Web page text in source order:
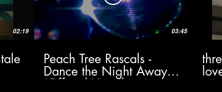
02:19 03:45
Peach Tree Rascals -
Dance the Night Away
(Official Visualizer)